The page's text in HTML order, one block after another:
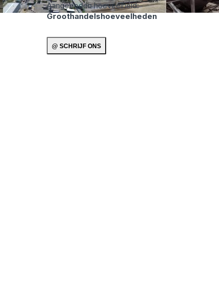
Aangeboden hoeveelheid:
Groothandelshoeveelheden